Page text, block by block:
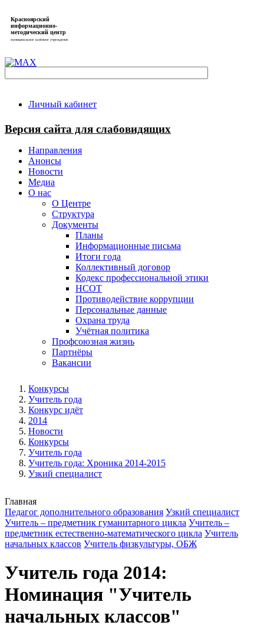
Красноярский
информационно-
методический центр
муниципальное казённое учреждение
Личный кабинет
Версия сайта для слабовидящих
Направления
Анонсы
Новости
Медиа
О нас
О Центре
Структура
Документы
Планы
Информационные письма
Итоги года
Коллективный договор
Кодекс профессиональной этики
НСОТ
Противодействие коррупции
Персональные данные
Охрана труда
Учётная политика
Профсоюзная жизнь
Партнёры
Вакансии
Конкурсы
Учитель года
Конкурс идёт
2014
Новости
Конкурсы
Учитель года
Учитель года: Хроника 2014-2015
Узкий специалист
Главная
Педагог дополнительного образования Узкий специалист
Учитель – предметник гуманитарного цикла Учитель –
предметник естественно-математического цикла Учитель
начальных классов Учитель физкультуры, ОБЖ
Учитель года 2014:
Номинация "Учитель
начальных классов"